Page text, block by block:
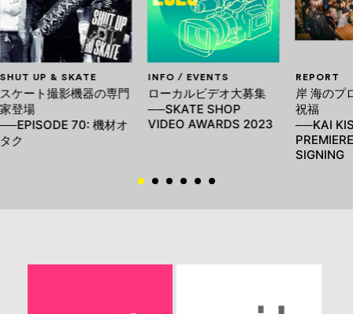
SHUT UP & SKATE
スケート撮影機器の専門
家登場
──EPISODE 70: 機材オ
タク
INFO / EVENTS
ローカルビデオ大募集
──SKATE SHOP
VIDEO AWARDS 2023
REPORT
岸 海のプ
祝福
──KAI
SIGNING